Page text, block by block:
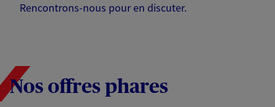
Rencontrons-nous pour en discuter.
Nos offres phares